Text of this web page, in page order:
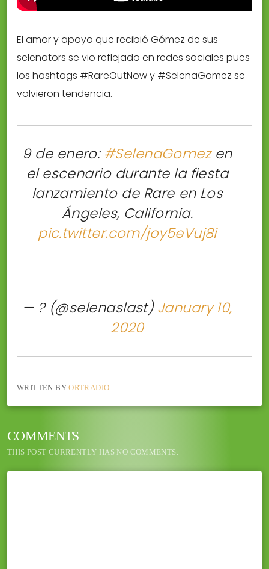
El amor y apoyo que recibió Gómez de sus
selenators se vio reflejado en redes sociales pues
los hashtags #RareOutNow y #SelenaGomez se
volvieron tendencia.
9 de enero: #SelenaGomezen
el escenario durante la fiesta
lanzamiento de Rare en Los
Ángeles, California.
pic.twitter.com/joy5eVuj8i
— ? (@selenaslast)January 10,
2020
WRITTEN BYORTRADIO
COMMENTS
THIS POST CURRENTLY HAS NO COMMENTS.